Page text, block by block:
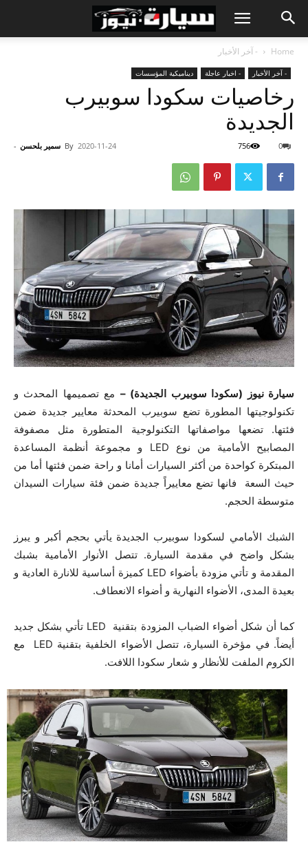
Home - آخر الأخبار
- آخر الأخبار - اخبار عاجلة ديناميكية المؤسسات
رخاصيات سكودا سوبيرب
الجديدة
By سمير بلحسن - 2020-11-24 0
756
سيارة نيوز (سكودا سوبيرب الجديدة) – مع تصميمها المحدث و
تكنولوجيتها المطورة تضع سوبيرب المحدثة معايير جديدة ضمن
فئتها. تضعها مواصفاتها التكنولوجية المتطورة مثل مصفوفة
المصابيح الأمامية من نوع LED و مجموعة أنظمة المساعدة
المبتكرة كواحدة من أكثر السيارات أمانا و راحة ضمن فئتها أما من
حيث السعة فانها تضع معاييراً جديدة ضمن فئة سيارات السيدان
متوسطة الحجم.
الشبك الأمامي لسكودا سوبيرب الجديدة يأتي بحجم أكبر و يبرز
بشكل واضح في مقدمة السيارة. تتصل الأنوار الأمامية بشبك
المقدمة و تأتي مزودة بأضواء LED كميزة أساسية للانارة العادية و
بعيدة المدى، الأضواء النهارية و أضواء الانعطاف.
كما أن شكل أضواء الضباب المزودة بتقنية LED تأتي بشكل جديد
أيضاً. في مؤخرة السيارة، تتصل الأضواء الخلفية بتقنية LED مع
الكروم الملفت للأنظار و شعار سكودا اللافت.